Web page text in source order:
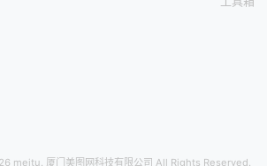
meitu. 厦门美图网科技有限公司 All Rights Reserved.